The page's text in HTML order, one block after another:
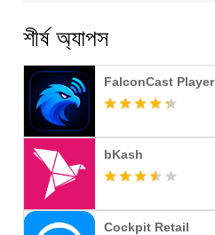
শীর্ষ অ্যাপস
FalconCast Player
bKash
Cockpit Retail